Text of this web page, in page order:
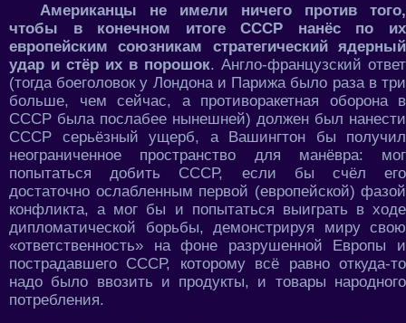
Американцы не имели ничего против того,
чтобы в конечном итоге СССР нанёс по их
европейским союзникам стратегический ядерный
удар и стёр их в порошок. Англо-французский ответ
(тогда боеголовок у Лондона и Парижа было раза в три
больше, чем сейчас, а противоракетная оборона в
СССР была послабее нынешней) должен был нанести
СССР серьёзный ущерб, а Вашингтон бы получил
неограниченное пространство для манёвра: мог
попытаться добить СССР, если бы счёл его
достаточно ослабленным первой (европейской) фазой
конфликта, а мог бы и попытаться выиграть в ходе
дипломатической борьбы, демонстрируя миру свою
«ответственность» на фоне разрушенной Европы и
пострадавшего СССР, которому всё равно откуда-то
надо было ввозить и продукты, и товары народного
потребления.